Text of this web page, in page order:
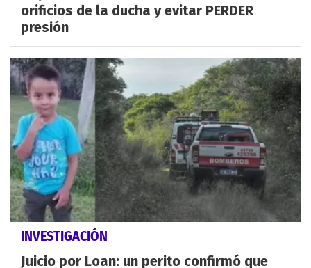
orificios de la ducha y evitar PERDER
presión
INVESTIGACIÓN
Juicio por Loan: un perito confirmó que